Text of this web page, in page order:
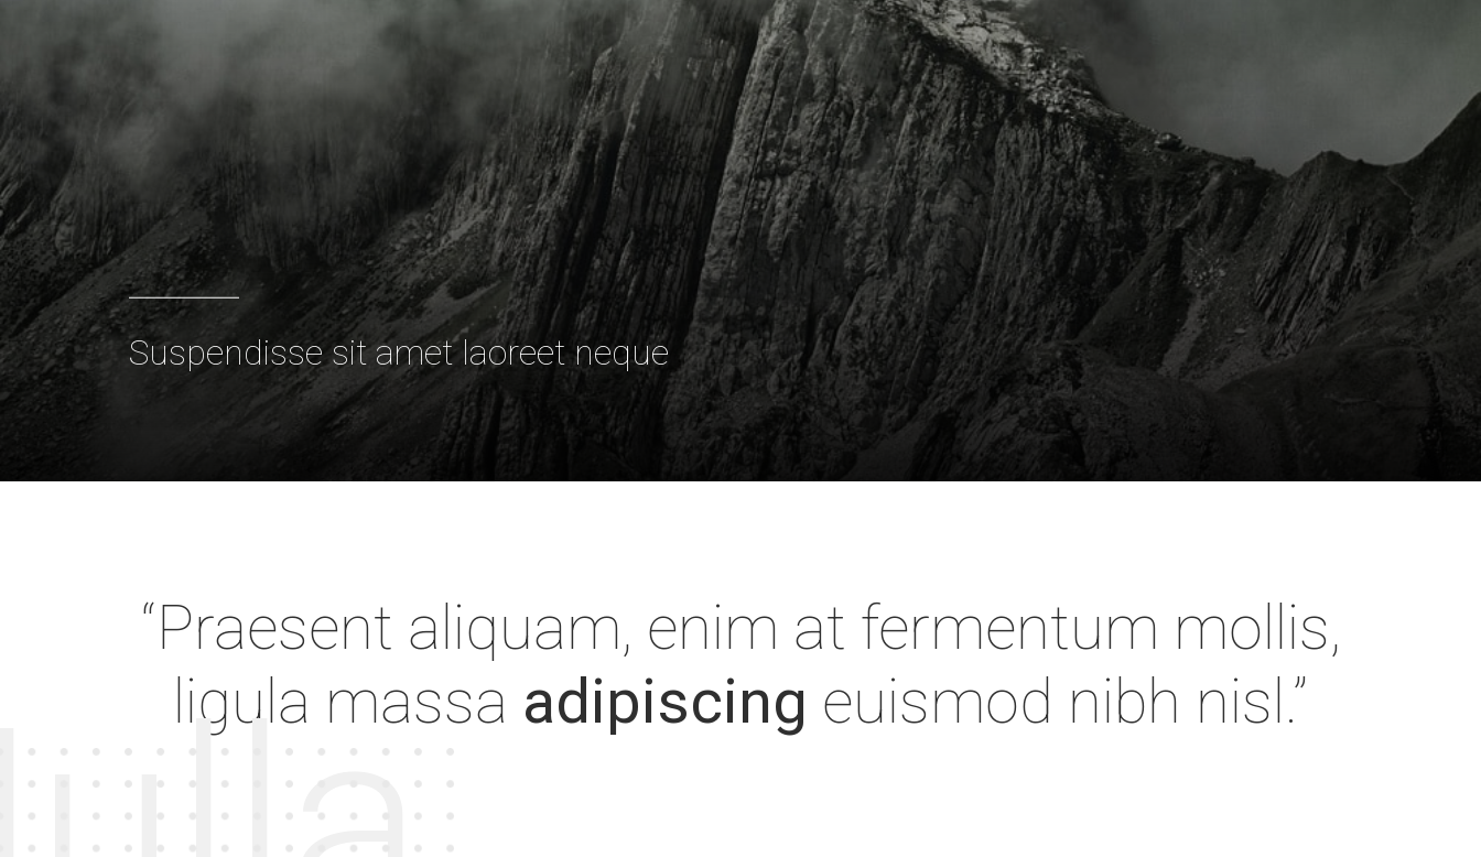
Suspendisse sit amet laoreet neque
“Praesent aliquam, enim at fermentum mollis,
ligula massa adipiscing euismod nibh nisl.”